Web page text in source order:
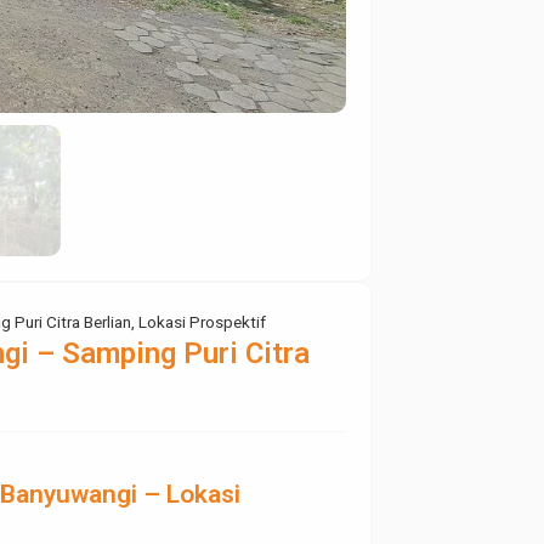
Puri Citra Berlian, Lokasi Prospektif
– Samping Puri Citra
– Lokasi